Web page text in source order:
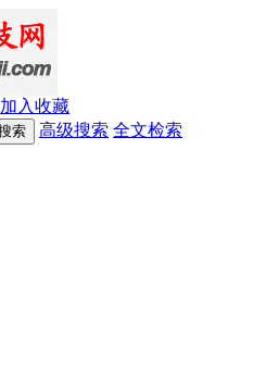
加入收藏
高级搜索 全文检索